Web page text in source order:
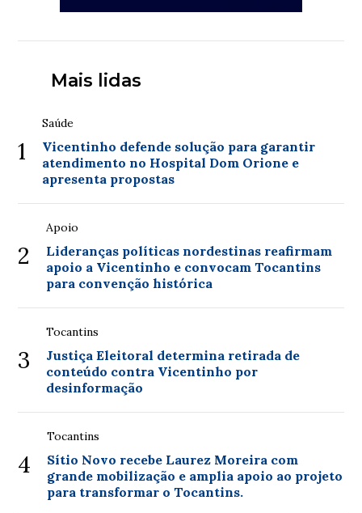
Mais lidas
1
Saúde
Vicentinho defende solução para garantir
atendimento no Hospital Dom Orione e
apresenta propostas
2
Apoio
Lideranças políticas nordestinas reafirmam
apoio a Vicentinho e convocam Tocantins
para convenção histórica
3
Tocantins
Justiça Eleitoral determina retirada de
conteúdo contra Vicentinho por
desinformação
4
Tocantins
Sítio Novo recebe Laurez Moreira com
grande mobilização e amplia apoio ao projeto
para transformar o Tocantins.